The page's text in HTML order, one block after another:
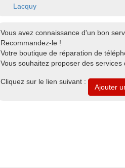
Lacquy
Vous avez connaissance d'un bon
Recommandez-le !
Votre boutique de réparation de
Vous souhaitez proposer des
Cliquez sur le lien suivant :
Ajouter